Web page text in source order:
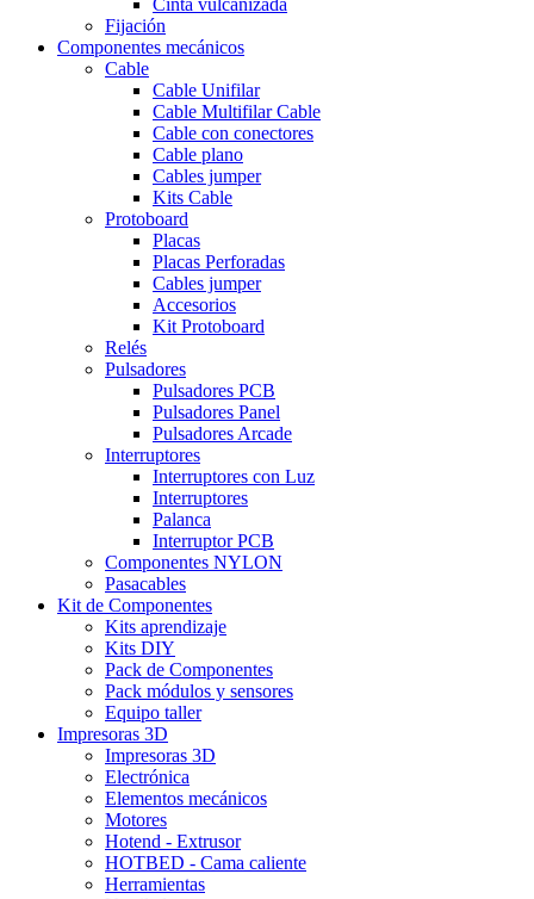
Fijación
Componentes mecánicos
Cable
Cable Unifilar
Cable Multifilar Cable
Cable con conectores
Cable plano
Cables jumper
Kits Cable
Protoboard
Placas
Placas Perforadas
Cables jumper
Accesorios
Kit Protoboard
Relés
Pulsadores
Pulsadores PCB
Pulsadores Panel
Pulsadores Arcade
Interruptores
Interruptores con Luz
Interruptores
Palanca
Interruptor PCB
Componentes NYLON
Pasacables
Kit de Componentes
Kits aprendizaje
Kits DIY
Pack de Componentes
Pack módulos y sensores
Equipo taller
Impresoras 3D
Impresoras 3D
Electrónica
Elementos mecánicos
Motores
Hotend - Extrusor
HOTBED - Cama caliente
Herramientas